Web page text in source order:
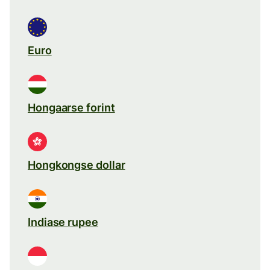
Euro
Hongaarse forint
Hongkongse dollar
Indiase rupee